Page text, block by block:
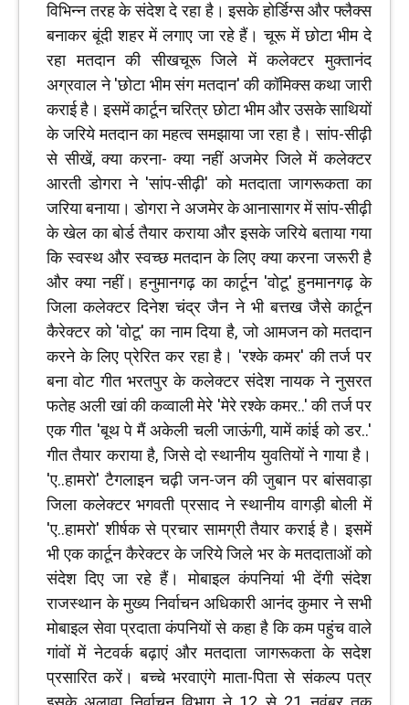
विभिन्न तरह के संदेश दे रहा है। इसके होर्डिग्स और फ्लैक्स
बनाकर बूंदी शहर में लगाए जा रहे हैं। चूरू में छोटा भीम दे
रहा मतदान की सीखचूरू जिले में कलेक्टर मुक्तानंद
अग्रवाल ने 'छोटा भीम संग मतदान' की कॉमिक्स कथा जारी
कराई है। इसमें कार्टून चरित्र छोटा भीम और उसके साथियों
के जरिये मतदान का महत्व समझाया जा रहा है। सांप-सीढ़ी
से सीखें, क्या करना- क्या नहीं अजमेर जिले में कलेक्टर
आरती डोगरा ने 'सांप-सीढ़ी' को मतदाता जागरूकता का
जरिया बनाया। डोगरा ने अजमेर के आनासागर में सांप-सीढ़ी
के खेल का बोर्ड तैयार कराया और इसके जरिये बताया गया
कि स्वस्थ और स्वच्छ मतदान के लिए क्या करना जरूरी है
और क्या नहीं। हनुमानगढ़ का कार्टून 'वोटू' हुनमानगढ़ के
जिला कलेक्टर दिनेश चंद्र जैन ने भी बत्तख जैसे कार्टून
कैरेक्टर को 'वोटू' का नाम दिया है, जो आमजन को मतदान
करने के लिए प्रेरित कर रहा है। 'रश्के कमर' की तर्ज पर
बना वोट गीत भरतपुर के कलेक्टर संदेश नायक ने नुसरत
फतेह अली खां की कव्वाली मेरे 'मेरे रश्के कमर..' की तर्ज पर
एक गीत 'बूथ पे मैं अकेली चली जाऊंगी, यामें कांई को डर..'
गीत तैयार कराया है, जिसे दो स्थानीय युवतियों ने गाया है।
'ए..हामरो' टैगलाइन चढ़ी जन-जन की जुबान पर बांसवाड़ा
जिला कलेक्टर भगवती प्रसाद ने स्थानीय वागड़ी बोली में
'ए..हामरो' शीर्षक से प्रचार सामग्री तैयार कराई है। इसमें
भी एक कार्टून कैरेक्टर के जरिये जिले भर के मतदाताओं को
संदेश दिए जा रहे हैं। मोबाइल कंपनियां भी देंगी संदेश
राजस्थान के मुख्य निर्वाचन अधिकारी आनंद कुमार ने सभी
मोबाइल सेवा प्रदाता कंपनियों से कहा है कि कम पहुंच वाले
गांवों में नेटवर्क बढ़ाएं और मतदाता जागरूकता के सदेश
प्रसारित करें। बच्चे भरवाएंगे माता-पिता से संकल्प पत्र